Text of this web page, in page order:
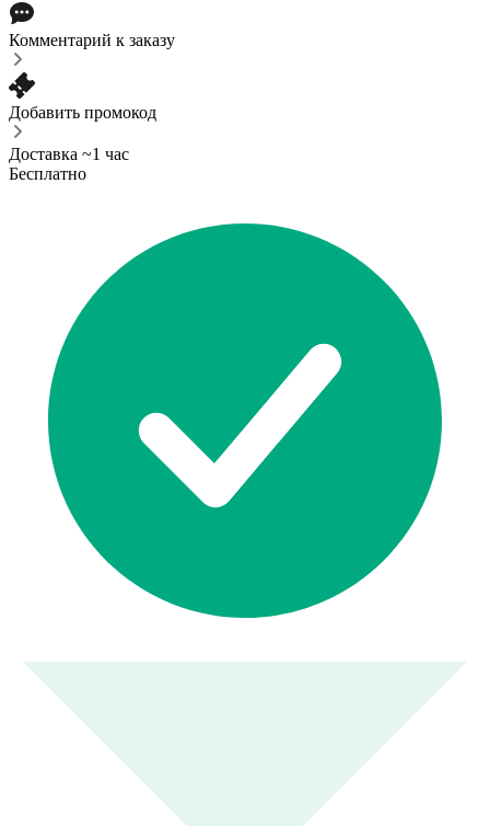
Комментарий к заказу
Добавить промокод
Доставка ~1 час
Бесплатно